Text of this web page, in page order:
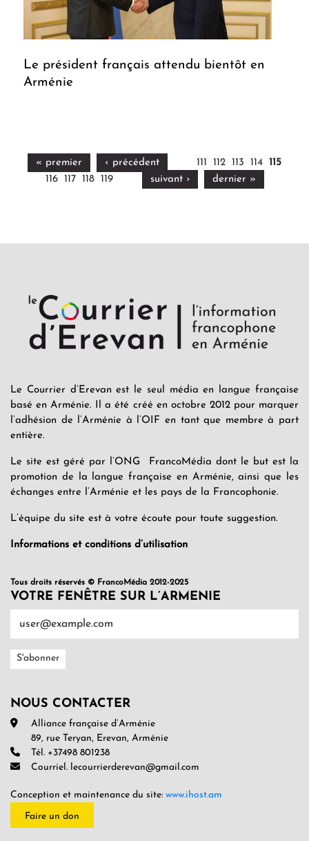
Le président français attendu bientôt en
Arménie
« premier ‹ précédent 111 112 113 114
115
116
117 118 119 suivant › dernier »
Le Courrier d’Erevan est le seul média en langue française
basé en Arménie. Il a été créé en octobre 2012 pour marquer
l’adhésion de l’Arménie à l’OIF en tant que membre à part
entière.
Le site est géré par l’ONG FrancoMédia dont le but est la
promotion de la langue française en Arménie, ainsi que les
échanges entre l’Arménie et les pays de la Francophonie.
L’équipe du site est à votre écoute pour toute suggestion.
Informations et conditions d’utilisation
Tous droits réservés © FrancoMédia 2012-2025
VOTRE FENÊTRE SUR L’ARMENIE
NOUS CONTACTER
Alliance française d’Arménie
89, rue Teryan, Erevan, Arménie
Tél. +37498 801238
Courriel. lecourrierderevan@gmail.com
Conception et maintenance du site: www.ihost.am
Faire un don